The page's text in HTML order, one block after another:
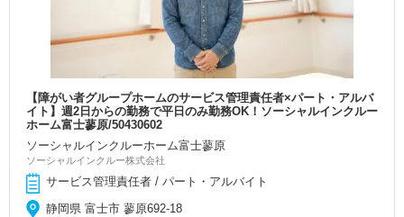
【障がい者グループホームのサービス管理責任者×パート・アルバ
イト】週2日からの勤務で平日のみ勤務OK！ソーシャルインクルー
ホーム富士蓼原/50430602
ソーシャルインクルーホーム富士蓼原
ソーシャルインクルー株式会社
サービス管理責任者 / パート・アルバイト
静岡県 富士市 蓼原692-18